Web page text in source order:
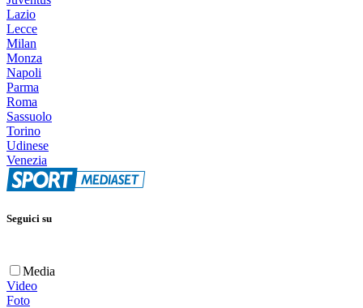
Lazio
Lecce
Milan
Monza
Napoli
Parma
Roma
Sassuolo
Torino
Udinese
Venezia
Seguici su
Media
Video
Foto